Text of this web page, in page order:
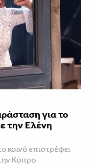
για το
την Ελένη
επιστρέφει
Κύπρο